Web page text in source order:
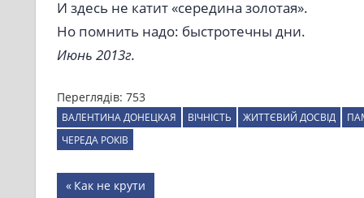
И здесь не катит «середина золотая».
Но помнить надо: быстротечны дни.
Июнь 2013г.
Переглядів: 753
ВАЛЕНТИНА ДОНЕЦКАЯ ВІЧНІСТЬ ЖИТТЄВИЙ ДОСВІД
ЧЕРЕДА РОКІВ
Навігація
Previous
Как не крути